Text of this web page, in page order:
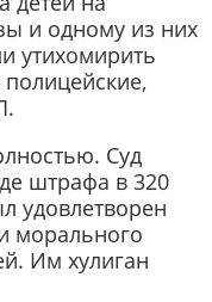
и одному из них
утихомирить
Суд
штрафа в 320
удовлетворен
морального
Им хулиган